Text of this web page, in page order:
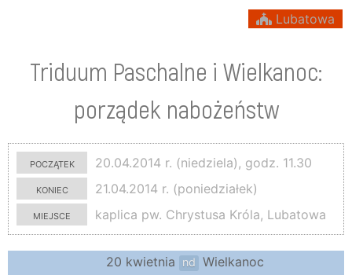
Lubatowa
Triduum Paschalne i Wielkanoc:
porządek nabożeństw
początek
20.04.2014 r. (niedziela), godz. 11.30
koniec
21.04.2014 r. (poniedziałek)
miejsce
kaplica pw. Chrystusa Króla, Lubatowa
20 kwietnia nd Wielkanoc